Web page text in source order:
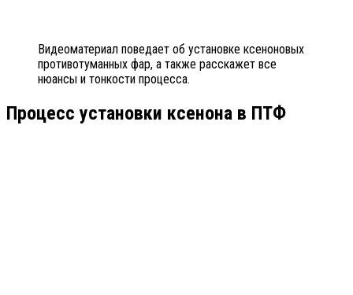
Видеоматериал поведает об установке ксеноновых
противотуманных фар, а также расскажет все
нюансы и тонкости процесса.
Процесс установки ксенона в ПТФ